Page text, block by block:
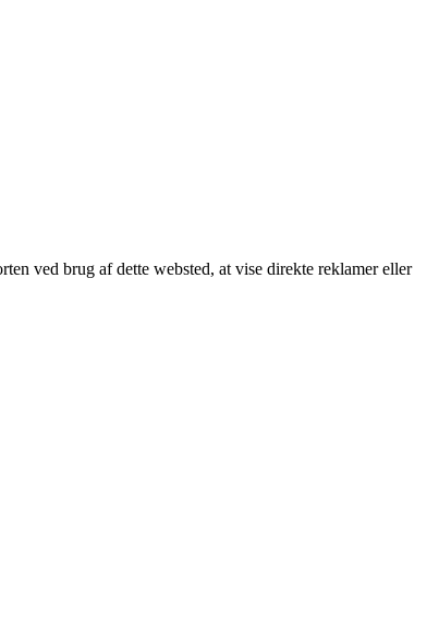
ved brug af dette websted, at vise direkte reklamer eller